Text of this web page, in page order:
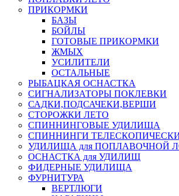
ПРИКОРМКИ
БАЗЫ
БОЙЛЫ
ГОТОВЫЕ ПРИКОРМКИ
ЖМЫХ
УСИЛИТЕЛИ
ОСТАЛЬНЫЕ
РЫБАЦКАЯ ОСНАСТКА
СИГНАЛИЗАТОРЫ ПОКЛЕВКИ
САДКИ,ПОДСАЧЕКИ,ВЕРШИ
СТОРОЖКИ ЛЕТО
СПИННИНГОВЫЕ УДИЛИЩА
СПИННИНГИ
УДИЛИЩА для ПОПЛАВОЧНОЙ
ОСНАСТКА для УДИЛИЩ
ФИДЕРНЫЕ УДИЛИЩА
ФУРНИТУРА
ВЕРТЛЮГИ